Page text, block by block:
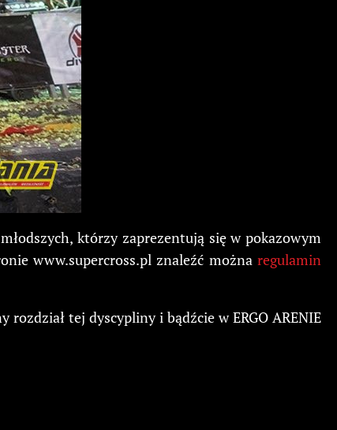
którzy zaprezentują się w pokazowym
www.supercross.pl znaleźć można regulamin
tej dyscypliny i bądźcie w ERGO ARENIE